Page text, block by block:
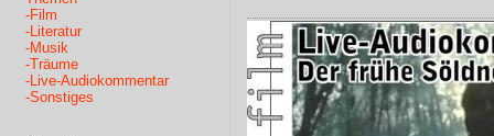
-Film
-Literatur
-Musik
-Träume
-Live-Audiokommentar
-Sonstiges